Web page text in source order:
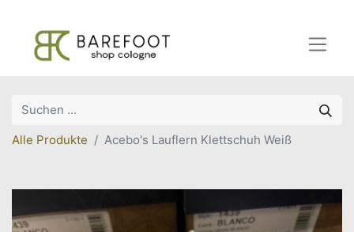
Alle Produkte Acebo's Lauflern Klettschuh Weiß